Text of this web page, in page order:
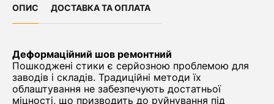
ОПИС ДОСТАВКА ТА ОПЛАТА
Деформаційний шов ремонтний
Пошкоджені стики є серйозною проблемою для
заводів і складів. Традиційні методи їх
облаштування не забезпечують достатньої
міцності, що призводить до руйнування під